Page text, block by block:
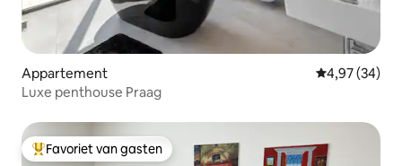
Appartement Gemiddelde
4,97 (34)
Luxe penthouse Praag
Topfavoriet van gasten
Favoriet van gasten